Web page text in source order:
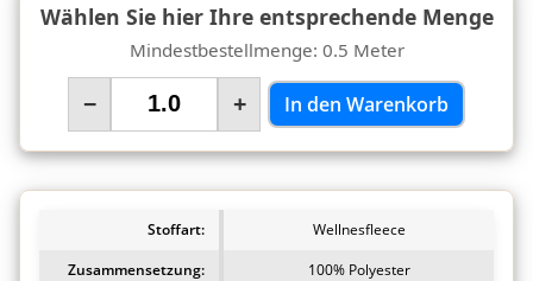
Wählen Sie hier Ihre entsprechende Menge
Mindestbestellmenge: 0.5 Meter
− + In den Warenkorb
Stoffart:
Wellnesfleece
Zusammensetzung:
100% Polyester